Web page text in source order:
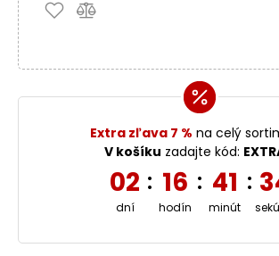
Extra zľava 7 % na celý
V košíku zadajte kód:
02
dní
: 16
hodín
: 41
minút
: